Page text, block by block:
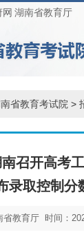
湖南省教育厅
省教育考试院 >
召开高考
录取控制分
省教育厅 时间：